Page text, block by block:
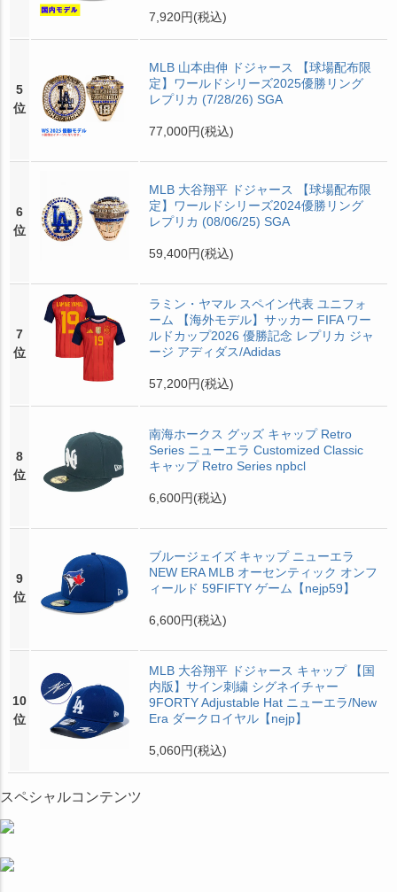
7,920円(税込)
5
位
MLB 山本由伸 ドジャース 【球場配布限
定】ワールドシリーズ2025優勝リング
レプリカ (7/28/26) SGA
77,000円(税込)
6
位
MLB 大谷翔平 ドジャース 【球場配布限
定】ワールドシリーズ2024優勝リング
レプリカ (08/06/25) SGA
59,400円(税込)
7
位
ラミン・ヤマル スペイン代表 ユニフォ
ーム 【海外モデル】サッカー FIFA ワー
ルドカップ2026 優勝記念 レプリカ ジャ
ージ アディダス/Adidas
57,200円(税込)
8
位
南海ホークス グッズ キャップ Retro
Series ニューエラ Customized Classic
キャップ Retro Series npbcl
6,600円(税込)
9
位
ブルージェイズ キャップ ニューエラ
NEW ERA MLB オーセンティック オンフ
ィールド 59FIFTY ゲーム【nejp59】
6,600円(税込)
10
位
MLB 大谷翔平 ドジャース キャップ 【国
内版】サイン刺繍 シグネイチャー
9FORTY Adjustable Hat ニューエラ/New
Era ダークロイヤル【nejp】
5,060円(税込)
スペシャルコンテンツ